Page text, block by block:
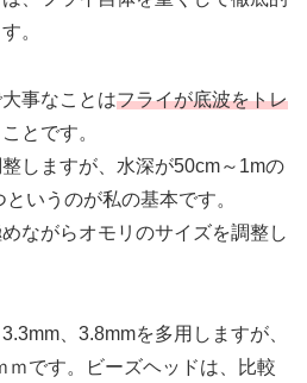
。
事なことはフライが底波をトレ
とです。
しますが、水深が50cm～1mの
いうのが私の基本です。
ながらオモリのサイズを調整し
、3.8mmを多用しますが、
ｍです。ビーズヘッドは、比較